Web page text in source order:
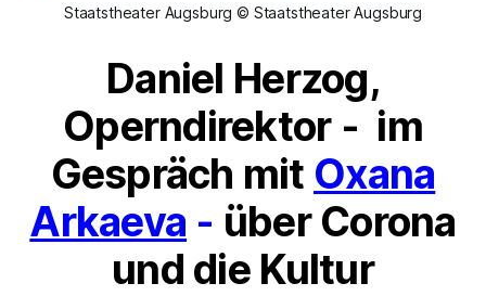
Staatstheater Augsburg © Staatstheater Augsburg
Daniel Herzog,
Operndirektor- im
Gespräch mit Oxana
Arkaeva - über Corona
und die Kultur